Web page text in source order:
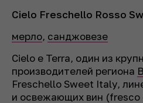
Cielo Freschello Rosso
мерло, санджовезе
Cielo e Terra, один из
производителей региона
Freschello Sweet Italy,
и освежающих вин (fresco